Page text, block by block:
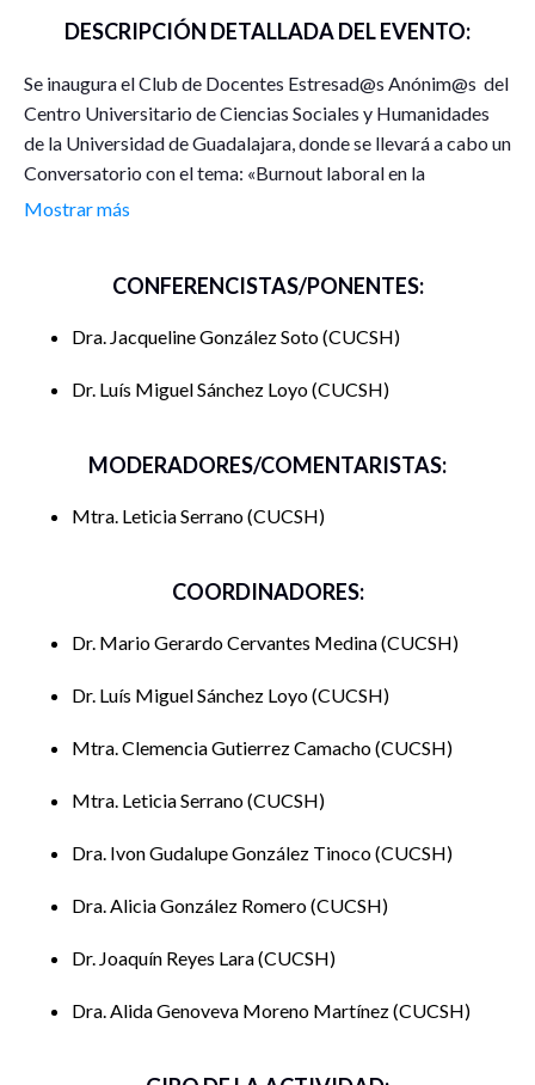
DESCRIPCIÓN DETALLADA DEL EVENTO:
Se inaugura el Club de Docentes Estresad@s Anónim@s del
Centro Universitario de Ciencias Sociales y Humanidades
de la Universidad de Guadalajara, donde se llevará a cabo un
Conversatorio con el tema: «Burnout laboral en la
Universidad de Guadalajara»
Mostrar más
CONFERENCISTAS/PONENTES:
Dra. Jacqueline González Soto CUCSH
Dr. Luís Miguel Sánchez Loyo CUCSH
MODERADORES/COMENTARISTAS:
Mtra. Leticia Serrano CUCSH
COORDINADORES:
Dr. Mario Gerardo Cervantes Medina CUCSH
Dr. Luís Miguel Sánchez Loyo CUCSH
Mtra. Clemencia Gutierrez Camacho CUCSH
Mtra. Leticia Serrano CUCSH
Dra. Ivon Gudalupe González Tinoco CUCSH
Dra. Alicia González Romero CUCSH
Dr. Joaquín Reyes Lara CUCSH
Dra. Alida Genoveva Moreno Martínez CUCSH